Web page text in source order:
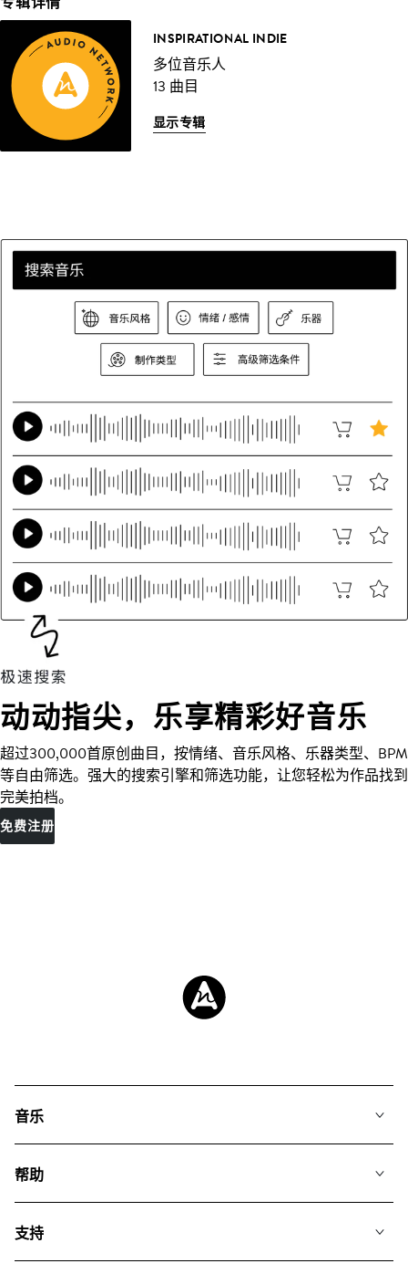
INSPIRATIONAL INDIE
多位音乐人
13 曲目
显示专辑
动动指尖，乐享精彩好音乐
超过300,000首原创曲目，按情绪、音乐风格、乐器类型、BPM
等自由筛选。强大的搜索引擎和筛选功能，让您轻松为作品找到
完美拍档。
免费注册
音乐
搜索
专辑
帮助
我们如何运用AI
支持